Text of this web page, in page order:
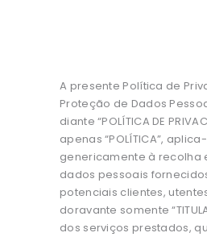
A presente Política de
Proteção de Dados
diante “POLÍTICA DE
apenas “POLÍTICA”,
genericamente à recolha
dados pessoais
potenciais clientes,
doravante somente
dos serviços prestados,